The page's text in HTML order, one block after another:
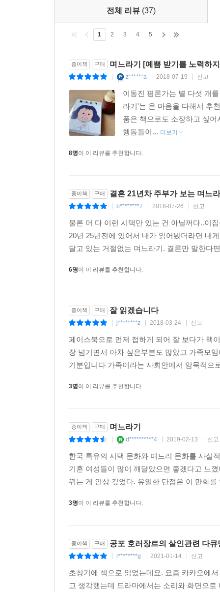
전체 리뷰 (37)
1 2 3 4 5
종이책 구매 며느라기 [예쁨 받기를 노력하
z******a 2018-07-19 신고
이동진 평론가는 별 다섯 개
라기'는 온 마음을 다해서 추
품은 책으로도 소장하고 싶
행동들이... 더보기
8명이 이 리뷰를 추천합니다.
종이책 구매 결혼 21년차 주부가 보는 며느
b********7 2018-07-26 신고
물론 머 다 이런 시댁만 있는 건 아닐꺼다..이
20년 25년전에 있어서 내가 읽어봤더라면 내
달고 있는 거절없는 며느라기. 결론만 말한다
6명이 이 리뷰를 추천합니다.
종이책 구매 잘 읽겠습니다
j********z 2018-03-24 신고
페이스북으로 먼저 접하게 되어 잘 보다가 책
장 넘기면서 아차 싶은부분도 많았고 가족모
기분입니다 가족이라는 사회안에서 암묵적
3명이 이 리뷰를 추천합니다.
종이책 구매 며느라기
d**********4 2019-02-13 신고
한국 특유의 시댁 문화와 며느리 문화를 사실
기혼 여성들이 많이 깨달았으면 좋겠다고 느
뀌는 게 인상 깊었다. 유일한 단점은 이 만화
3명이 이 리뷰를 추천합니다.
종이책 구매 공포 호러장르의 살인관련 다큐
l********g 2021-01-14 신고
초창기에 책으로 읽었는데요. 요즘 카카오에
고 생각했는데 드라마에서는 소리와 화면으